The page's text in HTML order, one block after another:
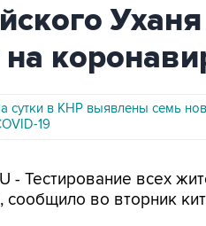
сутки в КНР выявлены семь
19
- Тестирование всех
сообщило во вторник